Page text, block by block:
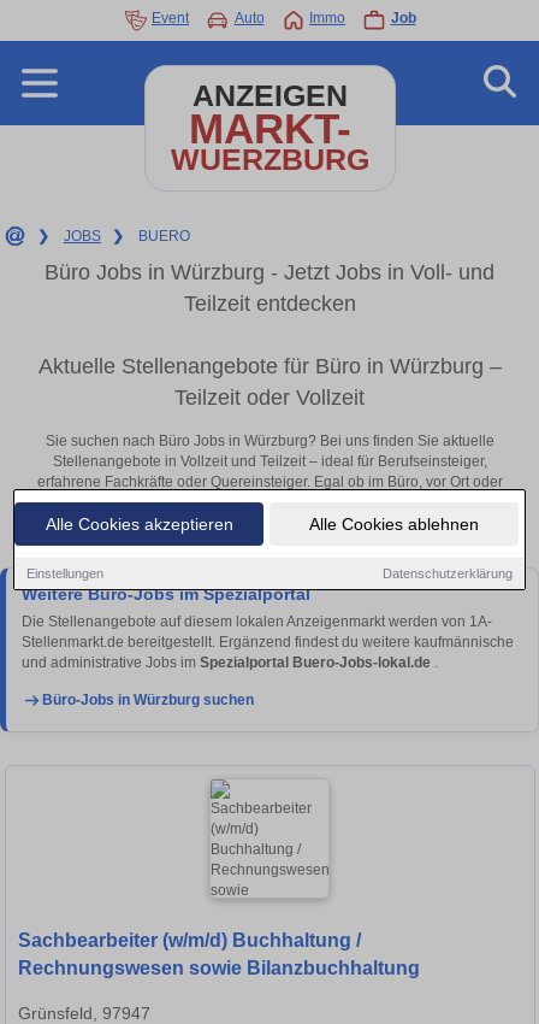
Alle Cookies akzeptieren Alle Cookies ablehnen
Einstellungen Datenschutzerklärung
Event Auto Immo Job
ANZEIGEN
MARKT-
WUERZBURG
❯ JOBS ❯ BUERO
Büro Jobs in Würzburg - Jetzt Jobs in Voll- und
Teilzeit entdecken
Aktuelle Stellenangebote für Büro in Würzburg –
Teilzeit oder Vollzeit
Sie suchen nach Büro Jobs in Würzburg? Bei uns finden Sie aktuelle
Stellenangebote in Vollzeit und Teilzeit – ideal für Berufseinsteiger,
erfahrene Fachkräfte oder Quereinsteiger. Egal ob im Büro, vor Ort oder
remote: Entdecken Sie jetzt neue Chancen in Ihrer Region und
bewerben Sie sich direkt auf passende Büro-Stellen in Würzburg!
Weitere Büro-Jobs im Spezialportal
Die Stellenangebote auf diesem lokalen Anzeigenmarkt werden von 1A-
Stellenmarkt.de bereitgestellt. Ergänzend findest du weitere kaufmännische
und administrative Jobs im Spezialportal Buero-Jobs-lokal.de
Büro-Jobs in Würzburg suchen
Sachbearbeiter (w/m/d) Buchhaltung /
Rechnungswesen sowie Bilanzbuchhaltung
Grünsfeld, 97947